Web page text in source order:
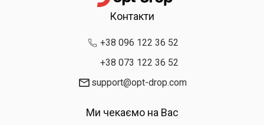
Контакти
+38 096 122 36 52
+38 073 122 36 52
support@opt-drop.com
Ми чекаємо на Вас